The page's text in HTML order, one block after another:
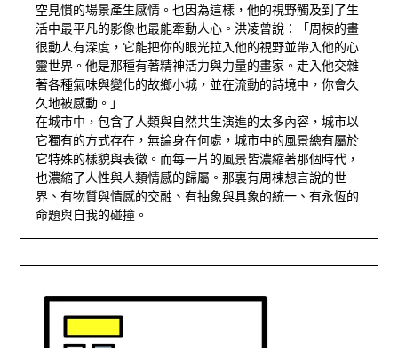
空見慣的場景產生感情。也因為這樣，他的視野觸及到了生
活中最平凡的影像也最能牽動人心。洪凌曾說：「周棟的畫
很動人有深度，它能把你的眼光拉入他的視野並帶入他的心
靈世界。他是那種有著精神活力與力量的畫家。走入他交雜
著各種氣味與變化的故鄉小城，並在流動的詩境中，你會久
久地被感動。」
在城市中，包含了人類與自然共生演進的太多內容，城市以
它獨有的方式存在，無論身在何處，城市中的風景總有屬於
它特殊的樣貌與表徵。而每一片的風景皆濃縮著那個時代，
也濃縮了人性與人類情感的歸屬。那裏有周棟想言說的世
界、有物質與情感的交融、有抽象與具象的統一、有永恆的
命題與自我的碰撞。